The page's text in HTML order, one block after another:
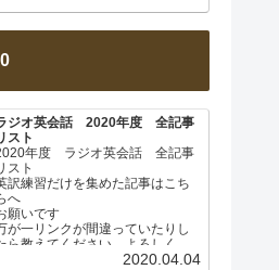
ジオ英会話 2020年度 全記事
スト
年度 ラジオ英会話 全記事
スト
訳練習だけを集めた記事はこち
へ
願いです
が一リンクが間違っていたりし
ら教えてください。よろしくお
このページは毎週土曜日に更新し
2020.04.04